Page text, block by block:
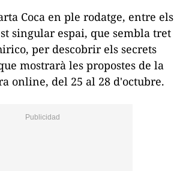
Coca en ple rodatge, entre els
singular espai, que sembla tret
per descobrir els secrets
mostrarà les propostes de la
online, del 25 al 28 d'octubre.